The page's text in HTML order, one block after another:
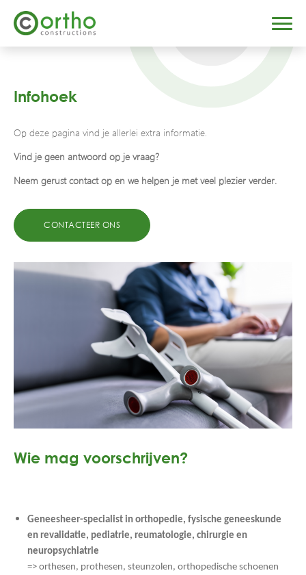
Infohoek
Op deze pagina vind je allerlei extra informatie.
Vind je geen antwoord op je vraag?
Neem gerust contact op en we helpen je met veel plezier verder.
CONTACTEER ONS
Wie mag voorschrijven?
Geneesheer-specialist in orthopedie, fysische geneeskunde
en revalidatie, pediatrie, reumatologie, chirurgie en
neuropsychiatrie
=> orthesen, prothesen, steunzolen, orthopedische schoenen